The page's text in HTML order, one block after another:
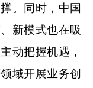
。同时，中国
新模式也在吸
动把握机遇，
域开展业务创